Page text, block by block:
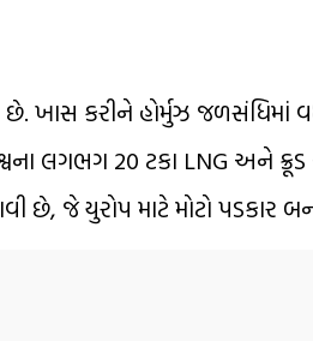
ખાસ કરીને હોર્મુઝ જળસંધિમાં
લગભગ 20 ટકા LNG અને
છે, જે યુરોપ માટે મોટો પડકાર